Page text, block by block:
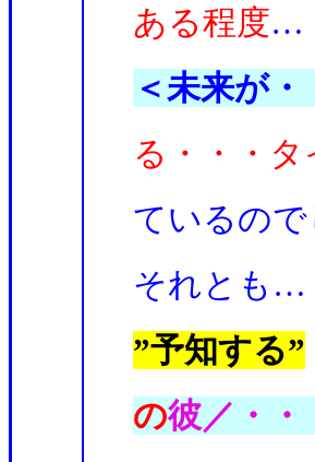
ある程度…
＜未来が
る・・・
ているので
それとも…
”予知する”
の彼／・・